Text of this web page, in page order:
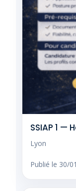
SSIAP 1
Lyon
Publié le 30/